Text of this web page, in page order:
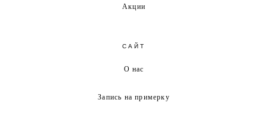
Акции
САЙТ
О нас
Запись на примерку